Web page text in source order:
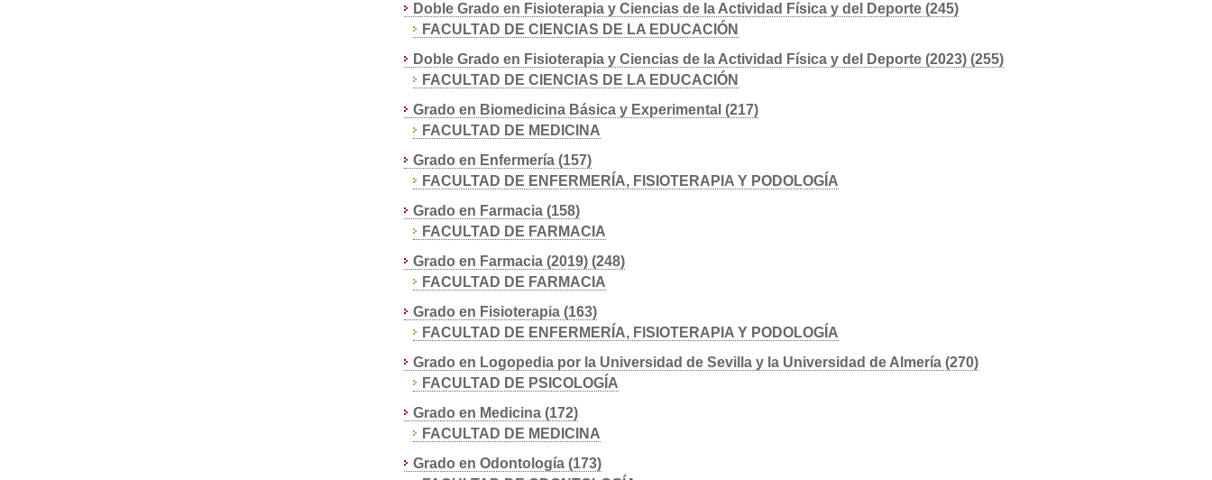
Doble Grado en Fisioterapia y Ciencias de la Actividad Física y del Deporte (245)
FACULTAD DE CIENCIAS DE LA EDUCACIÓN
Doble Grado en Fisioterapia y Ciencias de la Actividad Física y del Deporte (2023) (255)
FACULTAD DE CIENCIAS DE LA EDUCACIÓN
Grado en Biomedicina Básica y Experimental (217)
FACULTAD DE MEDICINA
Grado en Enfermería (157)
FACULTAD DE ENFERMERÍA, FISIOTERAPIA Y PODOLOGÍA
Grado en Farmacia (158)
FACULTAD DE FARMACIA
Grado en Farmacia (2019) (248)
FACULTAD DE FARMACIA
Grado en Fisioterapia (163)
FACULTAD DE ENFERMERÍA, FISIOTERAPIA Y PODOLOGÍA
Grado en Logopedia por la Universidad de Sevilla y la Universidad de Almería (270)
FACULTAD DE PSICOLOGÍA
Grado en Medicina (172)
FACULTAD DE MEDICINA
Grado en Odontología (173)